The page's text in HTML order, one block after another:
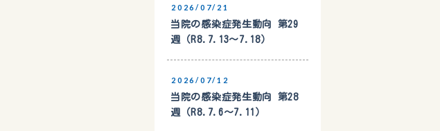
2026/07/21
当院の感染症発生動向 第29
週（R8.7.13〜7.18）
2026/07/12
当院の感染症発生動向 第28
週（R8.7.6〜7.11）